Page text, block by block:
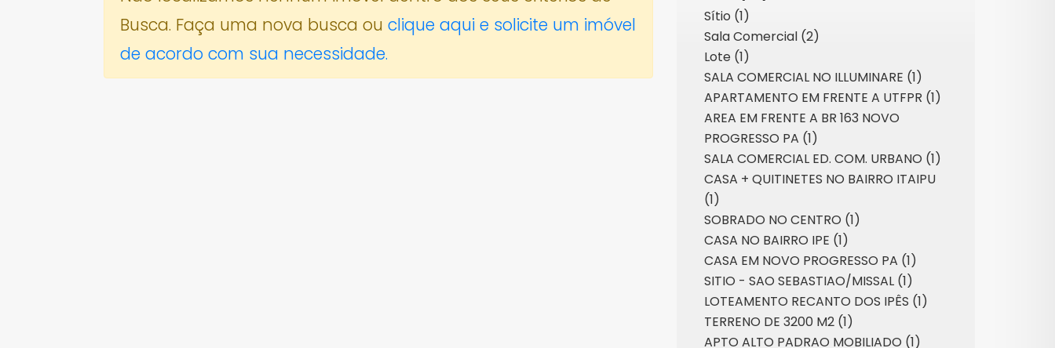
Busca. Faça uma nova busca ou clique aqui e solicite um imóvel
de acordo com sua necessidade.
Sítio (1)
Sala Comercial (2)
Lote (1)
SALA COMERCIAL NO ILLUMINARE (1)
APARTAMENTO EM FRENTE A UTFPR (1)
AREA EM FRENTE A BR 163 NOVO
PROGRESSO PA (1)
SALA COMERCIAL ED. COM. URBANO (1)
CASA + QUITINETES NO BAIRRO ITAIPU
(1)
SOBRADO NO CENTRO (1)
CASA NO BAIRRO IPE (1)
CASA EM NOVO PROGRESSO PA (1)
SITIO - SAO SEBASTIAO/MISSAL (1)
LOTEAMENTO RECANTO DOS IPÊS (1)
TERRENO DE 3200 M2 (1)
APTO ALTO PADRAO MOBILIADO (1)